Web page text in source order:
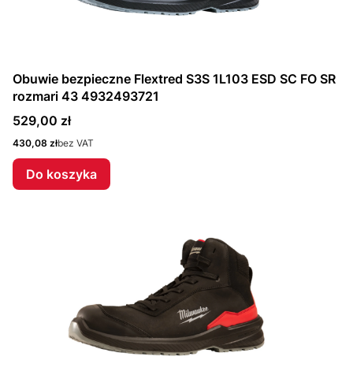
Obuwie bezpieczne Flextred S3S 1L103 ESD SC FO SR
rozmari 43 4932493721
Cena
529,00 zł
Cena
430,08 złbez VAT
Do koszyka